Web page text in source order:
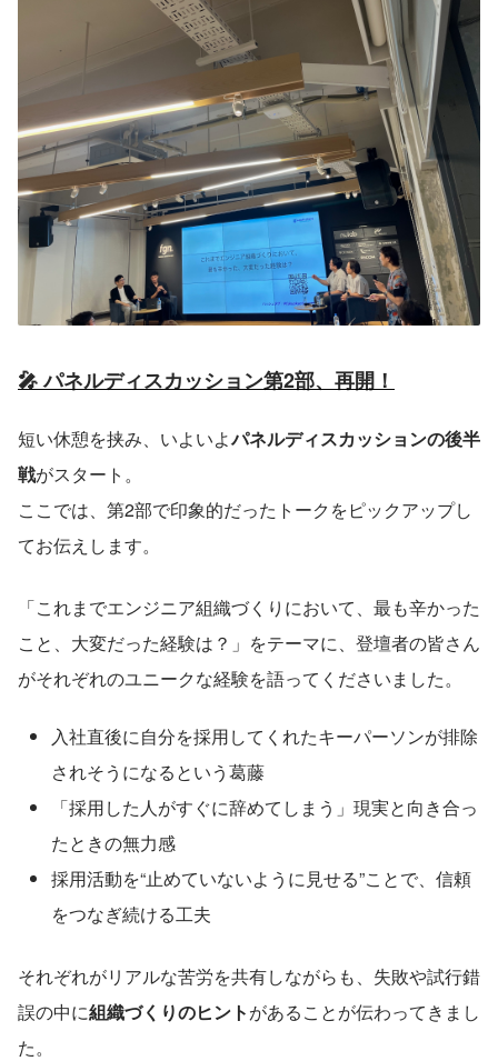
🎤 パネルディスカッション第2部、再開！
短い休憩を挟み、いよいよパネルディスカッションの後半
戦がスタート。
ここでは、第2部で印象的だったトークをピックアップし
てお伝えします。
「これまでエンジニア組織づくりにおいて、最も辛かった
こと、大変だった経験は？」をテーマに、登壇者の皆さん
がそれぞれのユニークな経験を語ってくださいました。
入社直後に自分を採用してくれたキーパーソンが排除
されそうになるという葛藤
「採用した人がすぐに辞めてしまう」現実と向き合っ
たときの無力感
採用活動を“止めていないように見せる”ことで、信頼
をつなぎ続ける工夫
それぞれがリアルな苦労を共有しながらも、失敗や試行錯
誤の中に組織づくりのヒントがあることが伝わってきまし
た。